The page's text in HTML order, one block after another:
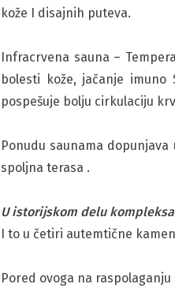
kože I disajnih puteva.
Infracrvena sauna –
bolesti kože, jačanje imuno
pospešuje bolju cirkulaciju
Ponudu saunama
spoljna terasa .
U istorijskom delu
I to u četiri autemtične
Pored ovoga na